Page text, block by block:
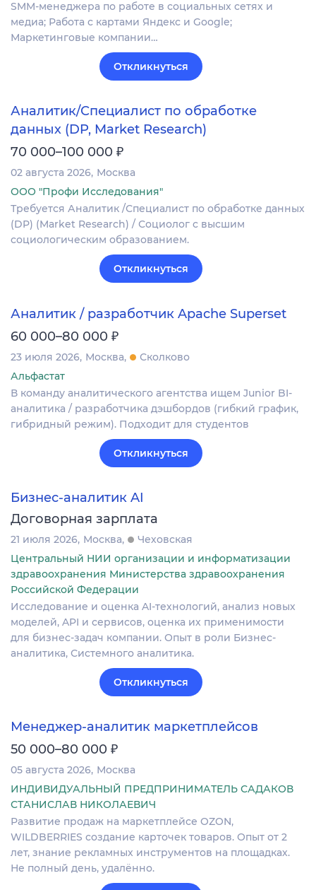
SMM-менеджера по работе в социальных сетях и
медиа; Работа с картами Яндекс и Google;
Маркетинговые компании…
Откликнуться
Аналитик/Специалист по обработке
данных (DP, Market Research)
70 000–100 000 ₽
02 августа 2026 Москва
ООО "Профи Исследования"
Требуется Аналитик /Специалист по обработке данных
(DP) (Market Research) / Социолог с высшим
социологическим образованием.
Откликнуться
Аналитик / разработчик Apache Superset
60 000–80 000 ₽
23 июля 2026 Москва
Сколково
Альфастат
В команду аналитического агентства ищем Junior BI-
аналитика / разработчика дэшбордов (гибкий график,
гибридный режим). Подходит для студентов
Откликнуться
Бизнес-аналитик AI
Договорная зарплата
21 июля 2026 Москва
Чеховская
Центральный НИИ организации и информатизации
здравоохранения Министерства здравоохранения
Российской Федерации
Исследование и оценка AI-технологий, анализ новых
моделей, API и сервисов, оценка их применимости
для бизнес-задач компании. Опыт в роли Бизнес-
аналитика, Системного аналитика.
Откликнуться
Менеджер-аналитик маркетплейсов
50 000–80 000 ₽
05 августа 2026 Москва
ИНДИВИДУАЛЬНЫЙ ПРЕДПРИНИМАТЕЛЬ САДАКОВ
СТАНИСЛАВ НИКОЛАЕВИЧ
Развитие продаж на маркетплейсе OZON,
WILDBERRIES создание карточек товаров. Опыт от 2
лет, знание рекламных инструментов на площадках.
Не полный день, удалённо.